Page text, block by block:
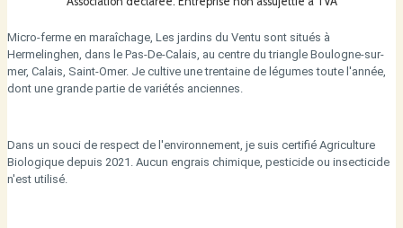
Micro-ferme en maraîchage, Les jardins du Ventu sont situés à
Hermelinghen, dans le Pas-De-Calais, au centre du triangle Boulogne-sur-
mer, Calais, Saint-Omer. Je cultive une trentaine de légumes toute l'année,
dont une grande partie de variétés anciennes.
Dans un souci de respect de l'environnement, je suis certifié Agriculture
Biologique depuis 2021. Aucun engrais chimique, pesticide ou insecticide
n'est utilisé.